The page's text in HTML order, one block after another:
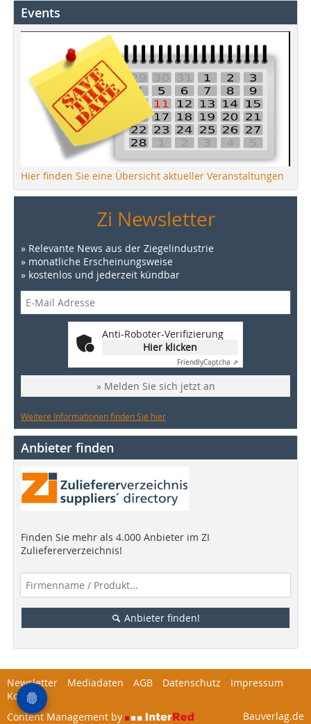
Events
Hier finden Sie eine Übersicht aktueller Veranstaltungen
Zi Newsletter
» Relevante News aus der Ziegelindustrie
» monatliche Erscheinungsweise
» kostenlos und jederzeit kündbar
Anti-Roboter-Verifizierung
Hier klicken
FriendlyCaptcha ⇗
» Melden Sie sich jetzt an
Weitere Informationen finden Sie hier
Anbieter finden
Finden Sie mehr als 4.000 Anbieter im ZI
Zuliefererverzeichnis!
Anbieter finden!
Newsletter Mediadaten AGB Datenschutz
Impressum
Kontakt
Content Management by
Bauverlag.de